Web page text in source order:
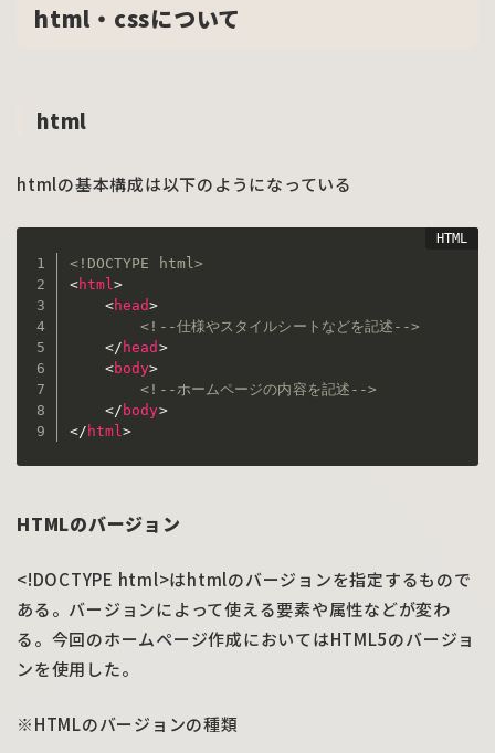
html・cssについて
html
htmlの基本構成は以下のようになっている
<!DOCTYPE html>
<html>
<head>
<!--仕様やスタイルシートなどを記述-->
</ head >
<body>
<!--ホームページの内容を記述-->
</ body>
</ html>
HTMLのバージョン
<!DOCTYPE html>はhtmlのバージョンを指定するもので
ある。バージョンによって使える要素や属性などが変わ
る。今回のホームページ作成においてはHTML5のバージョ
ンを使用した。
※HTMLのバージョンの種類